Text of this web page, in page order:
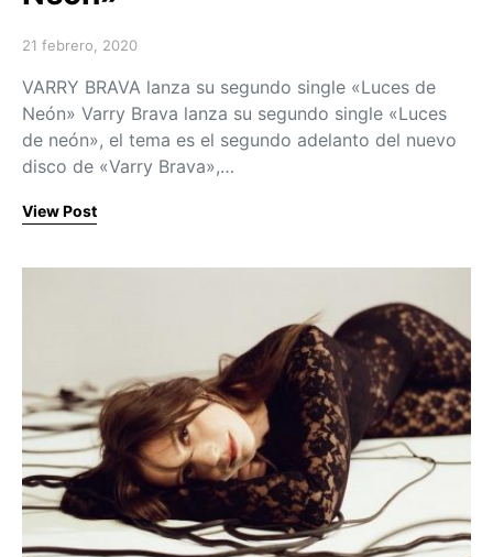
Posted on
21 febrero, 2020
VARRY BRAVA lanza su segundo single «Luces de
Neón» Varry Brava lanza su segundo single «Luces
de neón», el tema es el segundo adelanto del nuevo
disco de «Varry Brava»,…
View Post